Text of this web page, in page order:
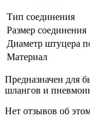
Тип соединения
Размер соединения
Диаметр штуцера
Материал
Предназначен для
шлангов и
Нет отзывов об